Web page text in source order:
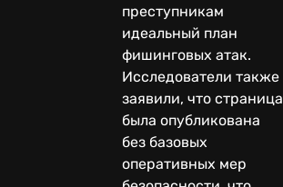
преступникам
идеальный план
фишинговых атак.
Исследователи также
заявили, что страница
была опубликована
без базовых
оперативных мер